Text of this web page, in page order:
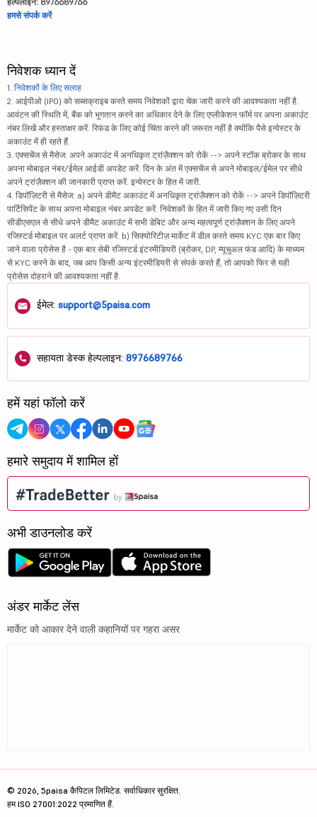
हमसे संपर्क करें
निवेशक ध्यान दें
1. निवेशकों के लिए सलाह
2. आईपीओ (IPO) को सब्सक्राइब करते समय निवेशकों द्वारा चेक जारी करने की आवश्यकता नहीं है.
आवंटन की स्थिति में, बैंक को भुगतान करने का अधिकार देने के लिए एप्लीकेशन फॉर्म पर अपना अकाउंट
नंबर लिखें और हस्ताक्षर करें. रिफंड के लिए कोई चिंता करने की जरूरत नहीं है क्योंकि पैसे इन्वेस्टर के
अकाउंट में ही रहते हैं.
3. एक्सचेंज से मैसेज: अपने अकाउंट में अनधिकृत ट्रांज़ैक्शन को रोकें --> अपने स्टॉक ब्रोकर के साथ
अपना मोबाइल नंबर/ईमेल आईडी अपडेट करें. दिन के अंत में एक्सचेंज से अपने मोबाइल/ईमेल पर सीधे
अपने ट्रांज़ैक्शन की जानकारी प्राप्त करें. इन्वेस्टर के हित में जारी.
4. डिपॉज़िटरी से मैसेज: a) अपने डीमैट अकाउंट में अनधिकृत ट्रांज़ैक्शन को रोकें --> अपने डिपॉज़िटरी
पार्टिसिपेंट के साथ अपना मोबाइल नंबर अपडेट करें. निवेशकों के हित में जारी किए गए उसी दिन
सीडीएसएल से सीधे अपने डीमैट अकाउंट में सभी डेबिट और अन्य महत्वपूर्ण ट्रांज़ैक्शन के लिए अपने
रजिस्टर्ड मोबाइल पर अलर्ट प्राप्त करें. b) सिक्योरिटीज़ मार्केट में डील करते समय KYC एक बार किए
जाने वाला प्रोसेस है - एक बार सेबी रजिस्टर्ड इंटरमीडियरी (ब्रोकर, DP, म्यूचुअल फंड आदि) के माध्यम
से KYC करने के बाद, जब आप किसी अन्य इंटरमीडियरी से संपर्क करते हैं, तो आपको फिर से यही
प्रोसेस दोहराने की आवश्यकता नहीं है.
ईमेल: support@5paisa.com
सहायता डेस्क हेल्पलाइन: 8976689766
हमें यहां फॉलो करें
हमारे समुदाय में शामिल हों
अभी डाउनलोड करें
अंडर मार्केट लेंस
मार्केट को आकार देने वाली कहानियों पर गहरा असर
© 2026, 5paisa कैपिटल लिमिटेड. सर्वाधिकार सुरक्षित.
हम ISO 27001:2022 प्रमाणित हैं.